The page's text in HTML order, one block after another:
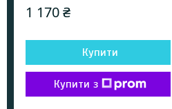
1 170 ₴
Купити
Купити з